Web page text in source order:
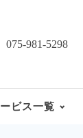
075-981-5298
ビス一覧